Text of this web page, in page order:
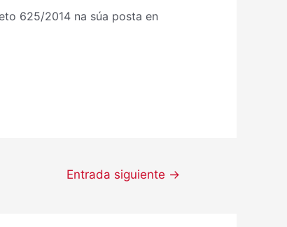
625/2014 na súa posta en
Entrada siguiente →